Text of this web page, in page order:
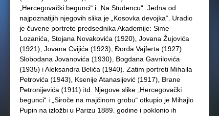
„Hercegovački begunci“ i „Na Studencu“. Jedna od
najpoznatijih njegovih slika je „Kosovka devojka“. Uradio
je čuvene portrete predsednika Akademije: Sime
Lozanića, Stojana Novakovića (1920), Jovana Žujovića
(1921), Jovana Cvijića (1923), Đorđa Vajferta (1927)
Slobodana Jovanovića (1930), Bogdana Gavrilovića
(1935) i Aleksandra Belića (1940). Zatim portreti Mihaila
Petrovića (1943), Ksenije Atanasijević (1917), Brane
Petronijevića (1911) itd. Njegove slike „Hercegovački
begunci“ i „Siroče na majčinom grobu“ otkupio je Mihajlo
Pupin na izložbi u Parizu 1889. godine i poklonio ih